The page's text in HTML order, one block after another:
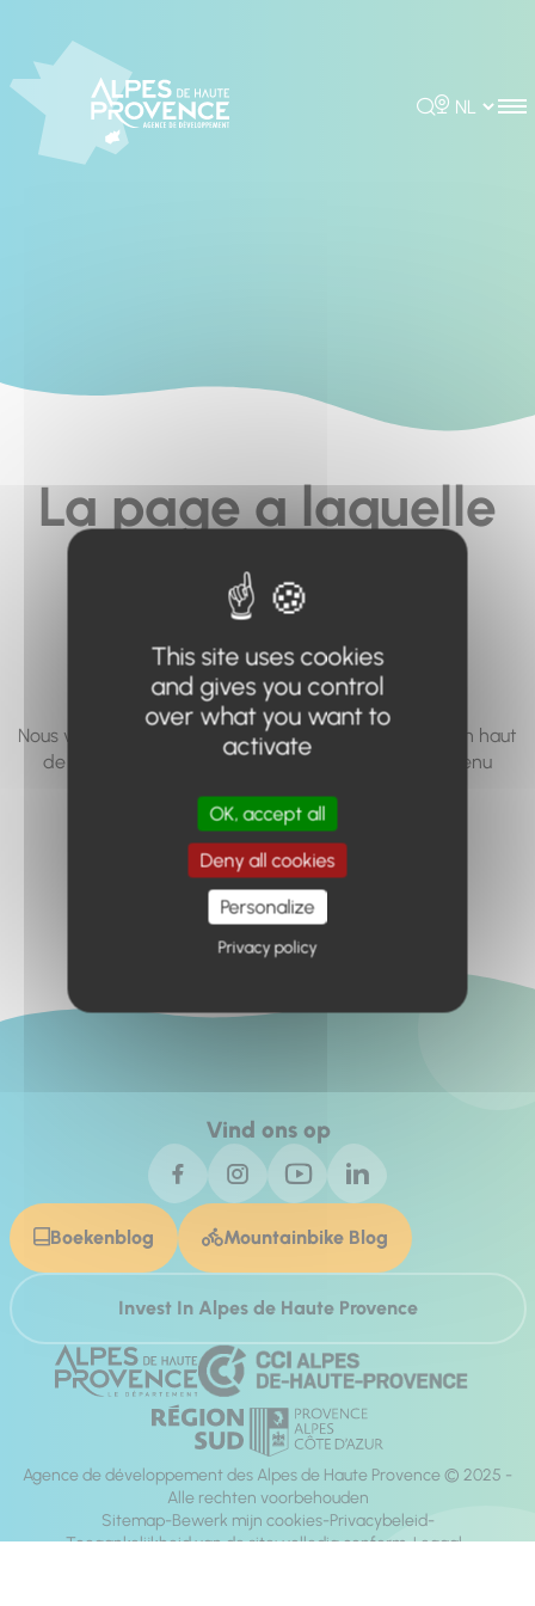
Rechercher
Choisir la
La page a laquelle
vous cherchez à
accéder n'existe
pas... ou plus.
Nous vous invitons à utiliser le moteur de recherche en haut
de page, ou à utiliser le menu pour trouver le contenu
Retour à l'accueil
Vind ons op
Boekenblog Mountainbike Blog
Invest In Alpes de Haute Provence
Agence de développement des Alpes de Haute Provence © 2025 -
Alle rechten voorbehouden
Sitemap Bewerk mijn cookies Privacybeleid
Toegankelijkheid van de site: volledig conform Legaal
This site uses cookies
and gives you control
over what you want to
activate
OK, accept all
Deny all cookies
Personalize
Privacy policy